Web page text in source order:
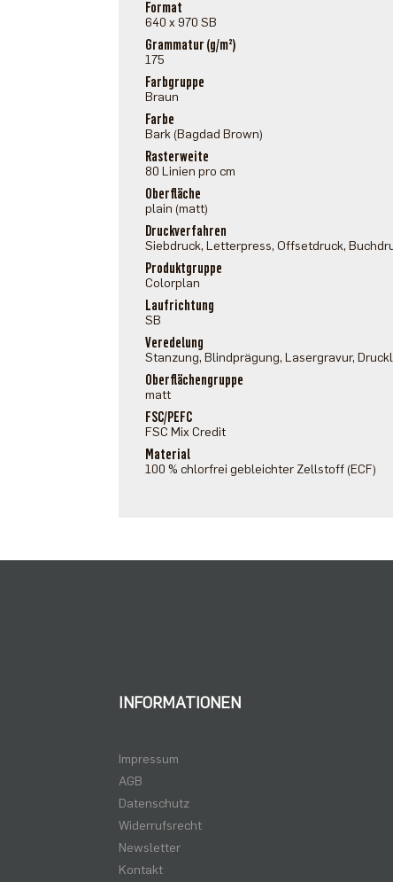
Format
640 x 970 SB
Grammatur (g/m²)
175
Farbgruppe
Braun
Farbe
Bark (Bagdad Brown)
Rasterweite
80 Linien pro cm
Oberfläche
plain (matt)
Druckverfahren
Siebdruck, Letterpress, Offsetdruck,
Produktgruppe
Colorplan
Laufrichtung
SB
Veredelung
Stanzung, Blindprägung, Lasergravur,
Oberflächengruppe
matt
FSC/PEFC
FSC Mix Credit
Material
100 % chlorfrei gebleichter Zellstoff (ECF)
INFORMATIONEN
Impressum
AGB
Datenschutz
Widerrufsrecht
Newsletter
Kontakt